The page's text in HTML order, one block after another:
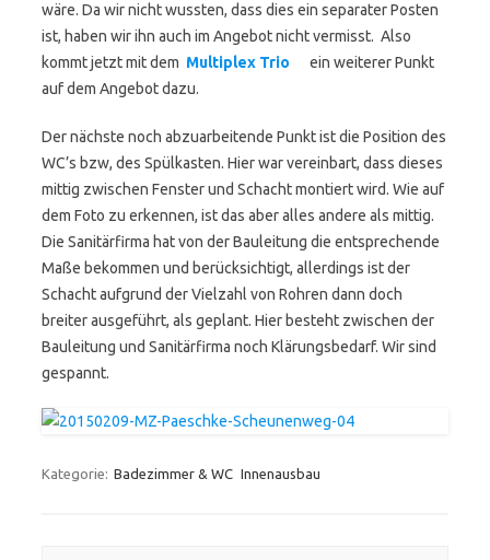
wäre. Da wir nicht wussten, dass dies ein separater Posten
ist, haben wir ihn auch im Angebot nicht vermisst. Also
kommt jetzt mit dem Multiplex Trio
ein weiterer Punkt
auf dem Angebot dazu.
Der nächste noch abzuarbeitende Punkt ist die Position des
WC’s bzw, des Spülkasten. Hier war vereinbart, dass dieses
mittig zwischen Fenster und Schacht montiert wird. Wie auf
dem Foto zu erkennen, ist das aber alles andere als mittig.
Die Sanitärfirma hat von der Bauleitung die entsprechende
Maße bekommen und berücksichtigt, allerdings ist der
Schacht aufgrund der Vielzahl von Rohren dann doch
breiter ausgeführt, als geplant. Hier besteht zwischen der
Bauleitung und Sanitärfirma noch Klärungsbedarf. Wir sind
gespannt.
Kategorie: Badezimmer & WC Innenausbau